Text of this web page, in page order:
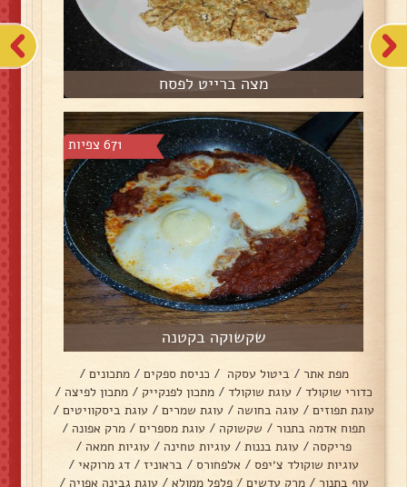
מצה ברייט לפסח
671 צפיות
שקשוקה בקטנה
מפת אתר / ביטול עסקה / כניסת ספקים / מתכונים /
כדורי שוקולד / עוגת שוקולד / מתכון לפנקייק / מתכון לפיצה /
עוגת תפוזים / עוגה בחושה / עוגת שמרים / עוגת ביסקוויטים /
תפוח אדמה בתנור / שקשוקה / עוגת מספרים / מרק אפונה /
פריקסה / עוגת בננות / עוגיות טחינה / עוגיות חמאה /
עוגיות שוקולד צ׳יפס / אלפחורס / בראוניז / דג מרוקאי /
עוף בתנור / מרק עדשים / פלפל ממולא / עוגת גבינה אפויה /